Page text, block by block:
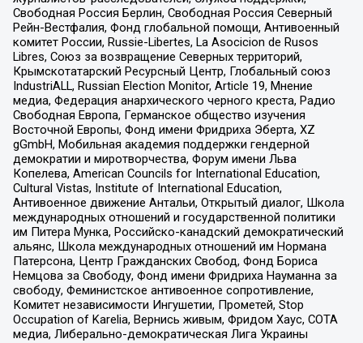
Свободная Россия Берлин, Свободная Россия Северный
Рейн-Вестфалия, Фонд глобальной помощи, Антивоенный
комитет России, Russie-Libertes, La Asocicion de Rusos
Libres, Союз за возвращение Северных территорий,
Крымскотатарский Ресурсный Центр, Глобальный союз
IndustriALL, Russian Election Monitor, Article 19, Мнение
медиа, Федерация анархического черного креста, Радио
Свободная Европа, Германское общество изучения
Восточной Европы, Фонд имени Фридриха Эберта, XZ
gGmbH, Мобильная академия поддержки гендерной
демократии и миротворчества, Форум имени Льва
Копелева, American Councils for International Education,
Cultural Vistas, Institute of International Education,
Антивоенное движение Антальи, Открытый диалог, Школа
международных отношений и государственной политики
им Питера Мунка, Российско-канадский демократический
альянс, Школа международных отношений им Нормана
Патерсона, Центр Гражданских Свобод, Фонд Бориса
Немцова за Свободу, Фонд имени Фридриха Науманна за
свободу, Феминистское антивоенное сопротивление,
Комитет независимости Ингушетии, Прометей, Stop
Occupation of Karelia, Вернись живым, Фридом Хаус, СОТА
медиа, Либерально-демократическая Лига Украины